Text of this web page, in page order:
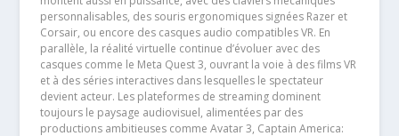
personnalisables, des souris ergonomiques signées Razer et
Corsair, ou encore des casques audio compatibles VR. En
parallèle, la réalité virtuelle continue d’évoluer avec des
casques comme le Meta Quest 3, ouvrant la voie à des films VR
et à des séries interactives dans lesquelles le spectateur
devient acteur. Les plateformes de streaming dominent
toujours le paysage audiovisuel, alimentées par des
productions ambitieuses comme Avatar 3, Captain America: